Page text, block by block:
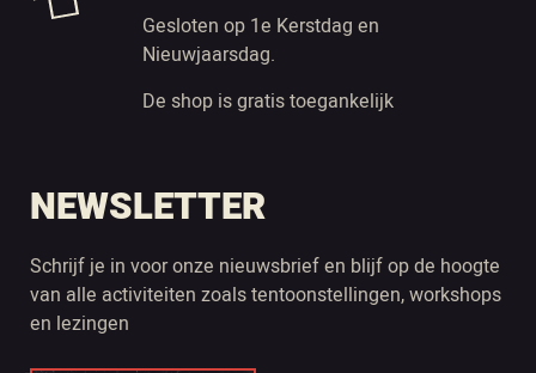
Gesloten op 1e Kerstdag en
Nieuwjaarsdag.
De shop is gratis toegankelijk
NEWSLETTER
Schrijf je in voor onze nieuwsbrief en blijf op de hoogte
van alle activiteiten zoals tentoonstellingen, workshops
en lezingen